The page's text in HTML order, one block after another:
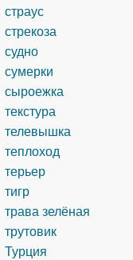
страус
стрекоза
судно
сумерки
сыроежка
текстура
телевышка
теплоход
терьер
тигр
трава зелёная
трутовик
Турция